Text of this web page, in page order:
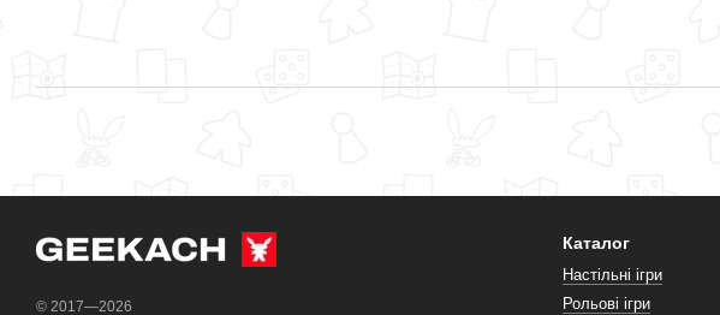
© 2017—2026
Каталог
Настільні ігри
Рольові ігри